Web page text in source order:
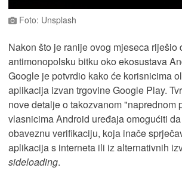
Foto: Unsplash
Nakon što je ranije ovog mjeseca riješio
antimonopolsku bitku oko ekosustava
Google je potvrdio kako će korisnicima
aplikacija izvan trgovine Google Play.
nove detalje o takozvanom "naprednom
vlasnicima Android uređaja omogućiti
obaveznu verifikaciju, koja inače
aplikacija s interneta ili iz alternativnih
sideloading.